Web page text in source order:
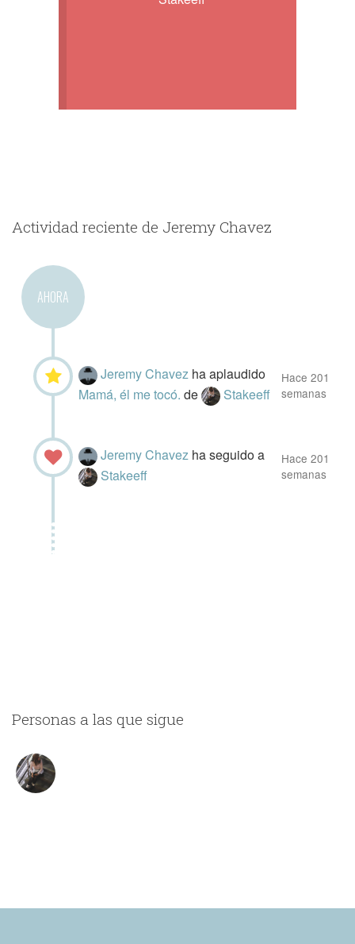
Actividad reciente de Jeremy Chavez
AHORA
Jeremy Chavez ha aplaudido
Mamá, él me tocó.de Stakeeff
Hace 201
semanas
Jeremy Chavez ha seguido a
Stakeeff
Hace 201
semanas
Personas a las que sigue